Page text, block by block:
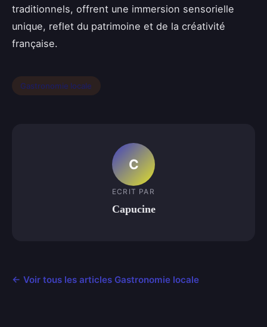
traditionnels, offrent une immersion sensorielle
unique, reflet du patrimoine et de la créativité
française.
Gastronomie locale
C
ECRIT PAR
Capucine
← Voir tous les articles Gastronomie locale